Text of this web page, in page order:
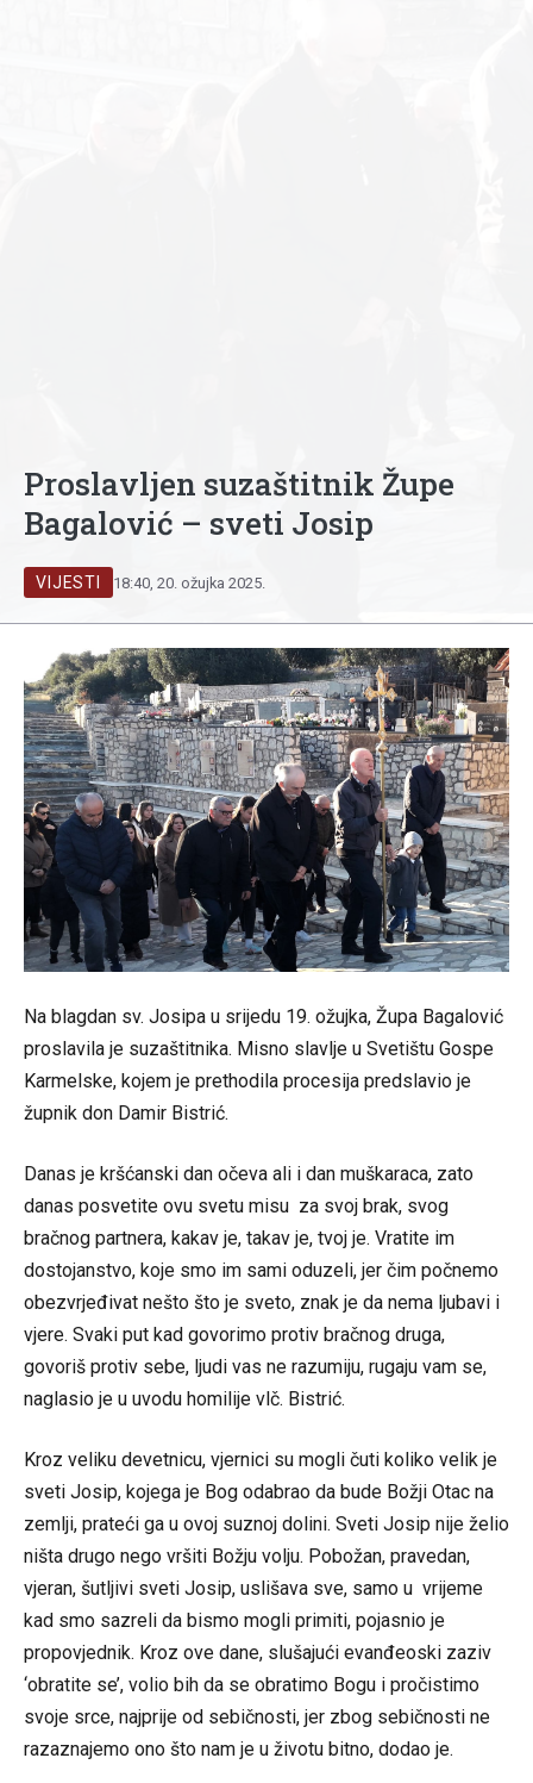
Proslavljen suzaštitnik Župe
Bagalović – sveti Josip
VIJESTI 18:40, 20. ožujka 2025.
Na blagdan sv. Josipa u srijedu 19. ožujka, Župa Bagalović
proslavila je suzaštitnika. Misno slavlje u Svetištu Gospe
Karmelske, kojem je prethodila procesija predslavio je
župnik don Damir Bistrić.
Danas je kršćanski dan očeva ali i dan muškaraca, zato
danas posvetite ovu svetu misu za svoj brak, svog
bračnog partnera, kakav je, takav je, tvoj je. Vratite im
dostojanstvo, koje smo im sami oduzeli, jer čim počnemo
obezvrjeđivat nešto što je sveto, znak je da nema ljubavi i
vjere. Svaki put kad govorimo protiv bračnog druga,
govoriš protiv sebe, ljudi vas ne razumiju, rugaju vam se,
naglasio je u uvodu homilije vlč. Bistrić.
Kroz veliku devetnicu, vjernici su mogli čuti koliko velik je
sveti Josip, kojega je Bog odabrao da bude Božji Otac na
zemlji, prateći ga u ovoj suznoj dolini. Sveti Josip nije želio
ništa drugo nego vršiti Božju volju. Pobožan, pravedan,
vjeran, šutljivi sveti Josip, uslišava sve, samo u vrijeme
kad smo sazreli da bismo mogli primiti, pojasnio je
propovjednik. Kroz ove dane, slušajući evanđeoski zaziv
‘obratite se’, volio bih da se obratimo Bogu i pročistimo
svoje srce, najprije od sebičnosti, jer zbog sebičnosti ne
razaznajemo ono što nam je u životu bitno, dodao je.